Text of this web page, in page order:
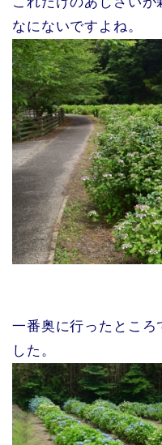
なにないですよね。
一番奥に行ったところ
した。